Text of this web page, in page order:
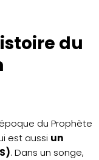
du
du Prophète
est aussi un
. Dans un songe,